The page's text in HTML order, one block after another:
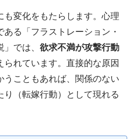
も変化をもたらします。心理
る「フラストレーション・
では、 欲求不満が攻撃行動
られています。直接的な原因
うこともあれば、関係のない
り（転嫁行動）として現れる